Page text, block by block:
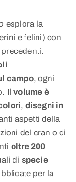
esplora la
e felini) con
campo, ogni
Ilvolume è
, disegni in
aspetti della
del cranio di
oltre 200
di specie
per la